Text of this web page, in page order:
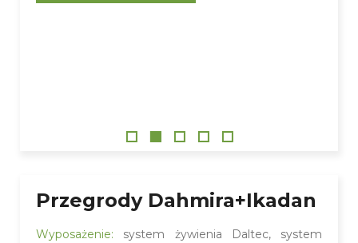
Рrzegrody Dahmira+Ikadan
Wyposażenie: system żywienia Daltec, system